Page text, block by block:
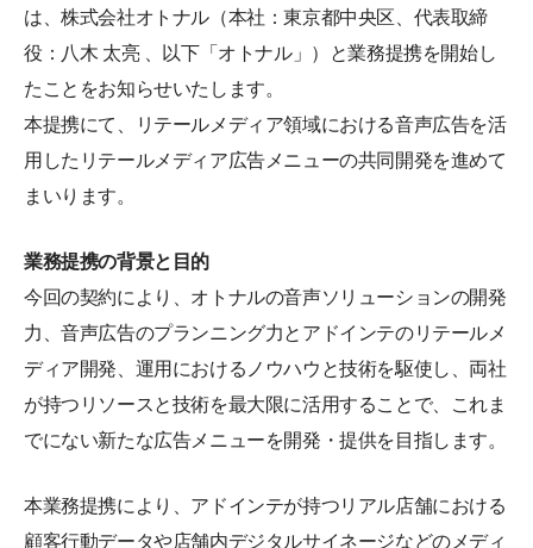
は、株式会社オトナル（本社：東京都中央区、代表取締
役：八木 太亮 、以下「オトナル」）と業務提携を開始し
たことをお知らせいたします。
本提携にて、リテールメディア領域における音声広告を活
用したリテールメディア広告メニューの共同開発を進めて
まいります。
業務提携の背景と目的
今回の契約により、オトナルの音声ソリューションの開発
力、音声広告のプランニング力とアドインテのリテールメ
ディア開発、運用におけるノウハウと技術を駆使し、両社
が持つリソースと技術を最大限に活用することで、これま
でにない新たな広告メニューを開発・提供を目指します。
本業務提携により、アドインテが持つリアル店舗における
顧客行動データや店舗内デジタルサイネージなどのメディ